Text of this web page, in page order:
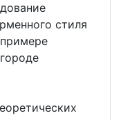
стиля